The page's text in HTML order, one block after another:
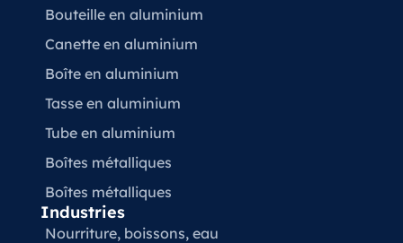
Bouteille en aluminium
Canette en aluminium
Boîte en aluminium
Tasse en aluminium
Tube en aluminium
Boîtes métalliques
Boîtes métalliques
Industries
Nourriture, boissons, eau